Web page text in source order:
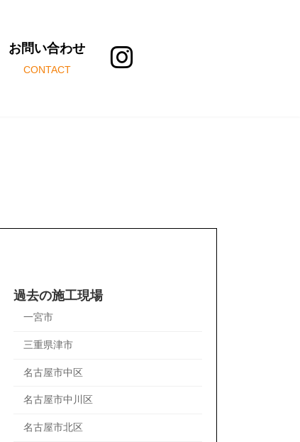
お問い合わせ
CONTACT
過去の施工現場
一宮市
三重県津市
名古屋市中区
名古屋市中川区
名古屋市北区